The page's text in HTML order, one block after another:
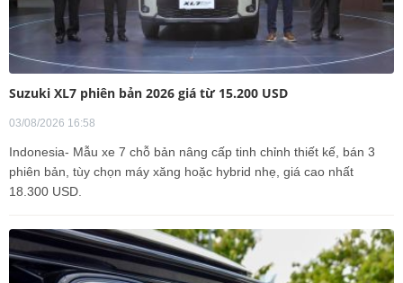
Suzuki XL7 phiên bản 2026 giá từ 15.200 USD
03/08/2026 16:58
Indonesia- Mẫu xe 7 chỗ bản nâng cấp tinh chỉnh thiết kế, bán 3
phiên bản, tùy chọn máy xăng hoặc hybrid nhẹ, giá cao nhất
18.300 USD.